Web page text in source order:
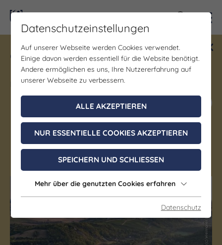
Gewinne ein Blind Date mit Saale-
Unstrut! Teilnahme vom 1.7. - 18.12.
möglich.
Jetzt mitmachen
Bad Sulza
(c) Weimarer Land Tourismus e.V.
(c) Weimarer Land Tourismus e.V.
Datenschutzeinstellungen
Auf unserer Webseite werden Cookies verwendet.
Einige davon werden essentiell für die Website benötigt.
Andere ermöglichen es uns, Ihre Nutzererfahrung auf
unserer Webseite zu verbessern.
ALLE AKZEPTIEREN
NUR ESSENTIELLE COOKIES AKZEPTIEREN
SPEICHERN UND SCHLIESSEN
Mehr über die genutzten Cookies erfahren
Datenschutz